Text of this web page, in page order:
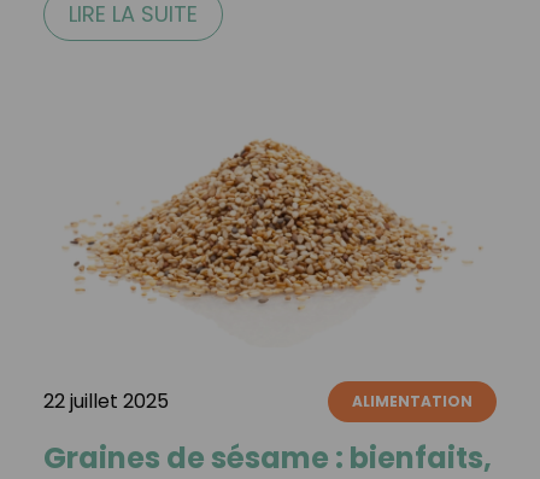
LIRE LA SUITE
22 juillet 2025 ALIMENTATION
Graines de sésame : bienfaits,